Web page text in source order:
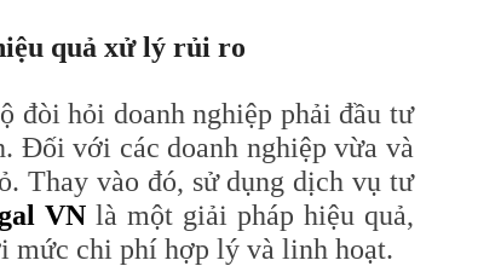
quả xử lý rủi ro
đòi hỏi doanh nghiệp phải đầu tư
Đối với các doanh nghiệp vừa và
Thay vào đó, sử dụng dịch vụ tư
VN là một giải pháp hiệu quả,
mức chi phí hợp lý và linh hoạt.